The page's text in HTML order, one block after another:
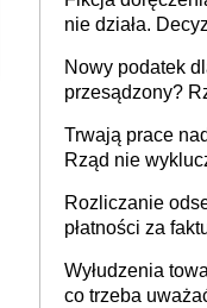
nie działa.
Nowy podatek
przesądzony?
Trwają prace
Rząd nie
Rozliczanie
płatności za
Wyłudzenia
co trzeba